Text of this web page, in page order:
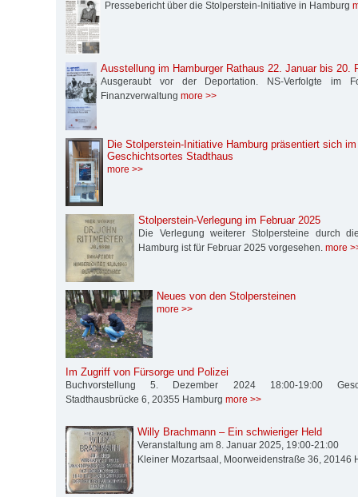
Pressebericht über die Stolperstein-Initiative in Hamburg
Ausstellung im Hamburger Rathaus 22. Januar bis 20.
Ausgeraubt vor der Deportation. NS-Verfolgte im
Finanzverwaltung more >>
Die Stolperstein-Initiative Hamburg präsentiert sich
Geschichtsortes Stadthaus
more >>
Stolperstein-Verlegung im Februar 2025
Die Verlegung weiterer Stolpersteine durch
Hamburg ist für Februar 2025 vorgesehen. more
Neues von den Stolpersteinen
more >>
Im Zugriff von Fürsorge und Polizei
Buchvorstellung 5. Dezember 2024 18:00-19:00
Stadthausbrücke 6, 20355 Hamburg more >>
Willy Brachmann – Ein schwieriger Held
Veranstaltung am 8. Januar 2025, 19:00-21:00
Kleiner Mozartsaal, Moorweidenstraße 36, 20146